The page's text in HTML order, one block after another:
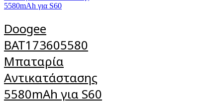
Doogee
BAT173605580
Μπαταρία
Αντικατάστασης
5580mAh για S60